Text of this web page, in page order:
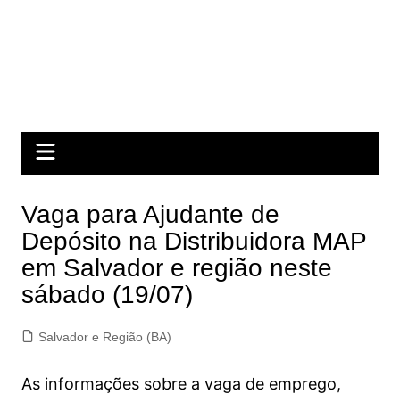
Vaga para Ajudante de
Depósito na Distribuidora MAP
em Salvador e região neste
sábado (19/07)
Salvador e Região (BA)
As informações sobre a vaga de emprego,